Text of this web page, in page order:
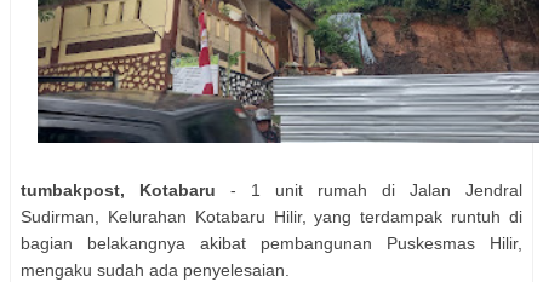
tumbakpost, Kotabaru - 1 unit rumah di Jalan Jendral
Sudirman, Kelurahan Kotabaru Hilir, yang terdampak runtuh di
bagian belakangnya akibat pembangunan Puskesmas Hilir,
mengaku sudah ada penyelesaian.